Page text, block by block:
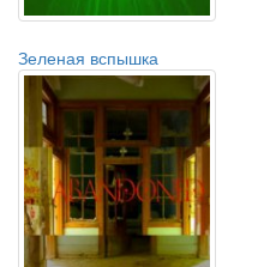
Зеленая вспышка